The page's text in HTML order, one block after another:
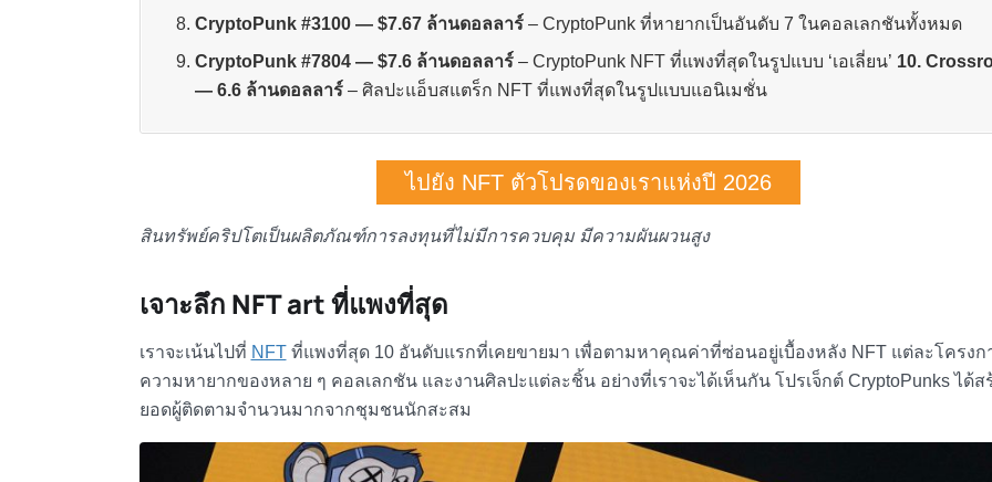
CryptoPunk #3100 — $7.67 ล้านดอลลาร์– CryptoPunk ที่หายากเป็นอันดับ 7 ในคอลเลกชันทั้งหมด
CryptoPunk #7804 — $7.6 ล้านดอลลาร์ – CryptoPunk NFT ที่แพงที่สุดในรูปแบบ ‘เอเลี่ยน’ 10.
— 6.6 ล้านดอลลาร์– ศิลปะแอ็บสแตร็ก NFT ที่แพงที่สุดในรูปแบบแอนิเมชั่น
ไปยัง NFT ตัวโปรดของเราแห่งปี 2026
สินทรัพย์คริปโตเป็นผลิตภัณฑ์การลงทุนที่ไม่มีการควบคุม มีความผันผวนสูง
เจาะลึก NFT art ที่แพงที่สุด
เราจะเน้นไปที่ NFTที่แพงที่สุด10 อันดับแรกที่เคยขายมา เพื่อตามหาคุณค่าที่ซ่อนอยู่เบื้องหลัง NFT แต่ละโครงก
ความหายากของหลาย ๆ คอลเลกชัน และงานศิลปะแต่ละชิ้น อย่างที่เราจะได้เห็นกัน โปรเจ็กต์ CryptoPunks ได้ส
ยอดผู้ติดตามจำนวนมากจากชุมชนนักสะสม